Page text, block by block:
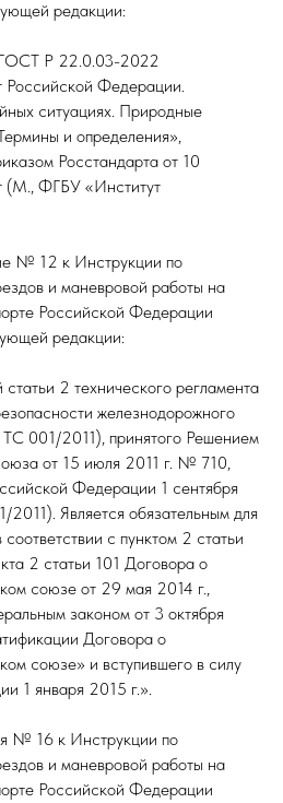
редакции:
ГОСТ Р 22.0.03-2022
Российской Федерации.
ситуациях. Природные
и определения»,
Росстандарта от 10
ФГБУ «Институт
№ 12 к Инструкции по
и маневровой работы на
Российской Федерации
редакции:
2 технического регламента
железнодорожного
001/2011), принятого Решением
от 15 июля 2011 г. № 710,
Федерации 1 сентября
Является обязательным для
с пунктом 2 статьи
2 статьи 101 Договора о
союзе от 29 мая 2014 г.,
законом от 3 октября
Договора о
союзе» и вступившего в силу
1 января 2015 г.».
№ 16 к Инструкции по
и маневровой работы на
Российской Федерации